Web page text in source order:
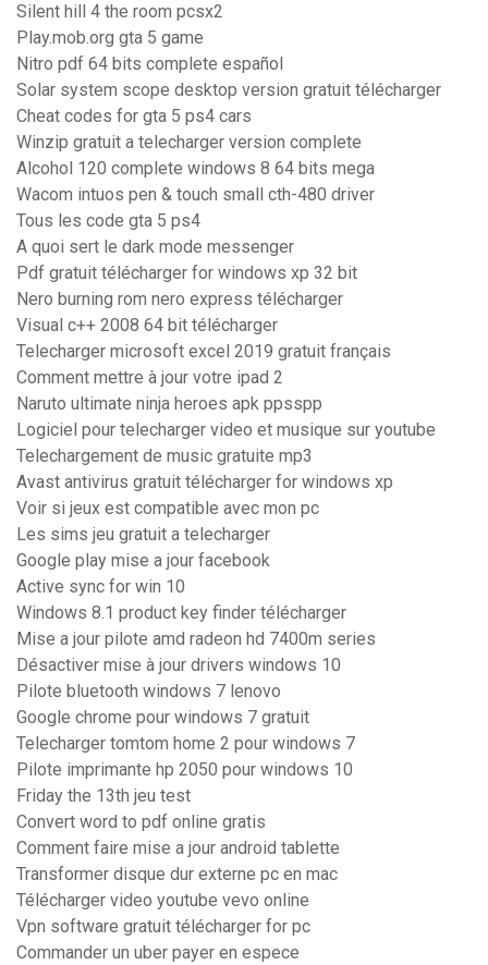
Silent hill 4 the room pcsx2
Play.mob.org gta 5 game
Nitro pdf 64 bits complete español
Solar system scope desktop version gratuit télécharger
Cheat codes for gta 5 ps4 cars
Winzip gratuit a telecharger version complete
Alcohol 120 complete windows 8 64 bits mega
Wacom intuos pen & touch small cth-480 driver
Tous les code gta 5 ps4
A quoi sert le dark mode messenger
Pdf gratuit télécharger for windows xp 32 bit
Nero burning rom nero express télécharger
Visual c++ 2008 64 bit télécharger
Telecharger microsoft excel 2019 gratuit français
Comment mettre à jour votre ipad 2
Naruto ultimate ninja heroes apk ppsspp
Logiciel pour telecharger video et musique sur youtube
Telechargement de music gratuite mp3
Avast antivirus gratuit télécharger for windows xp
Voir si jeux est compatible avec mon pc
Les sims jeu gratuit a telecharger
Google play mise a jour facebook
Active sync for win 10
Windows 8.1 product key finder télécharger
Mise a jour pilote amd radeon hd 7400m series
Désactiver mise à jour drivers windows 10
Pilote bluetooth windows 7 lenovo
Google chrome pour windows 7 gratuit
Telecharger tomtom home 2 pour windows 7
Pilote imprimante hp 2050 pour windows 10
Friday the 13th jeu test
Convert word to pdf online gratis
Comment faire mise a jour android tablette
Transformer disque dur externe pc en mac
Télécharger video youtube vevo online
Vpn software gratuit télécharger for pc
Commander un uber payer en espece